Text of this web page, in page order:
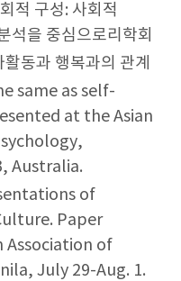
적 구성: 사회적
석을 중심으로리학회
동과 행복과의 관계
same as self-
at the Asian
Australia.
of
Paper
Association of
July 29-Aug. 1.